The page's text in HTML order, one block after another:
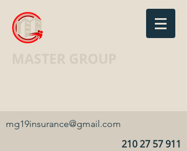
mg19insurance@gmail.com
210 27 57 911